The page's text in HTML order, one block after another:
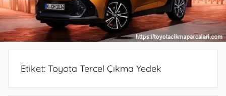
Etiket: Toyota Tercel Çıkma Yedek